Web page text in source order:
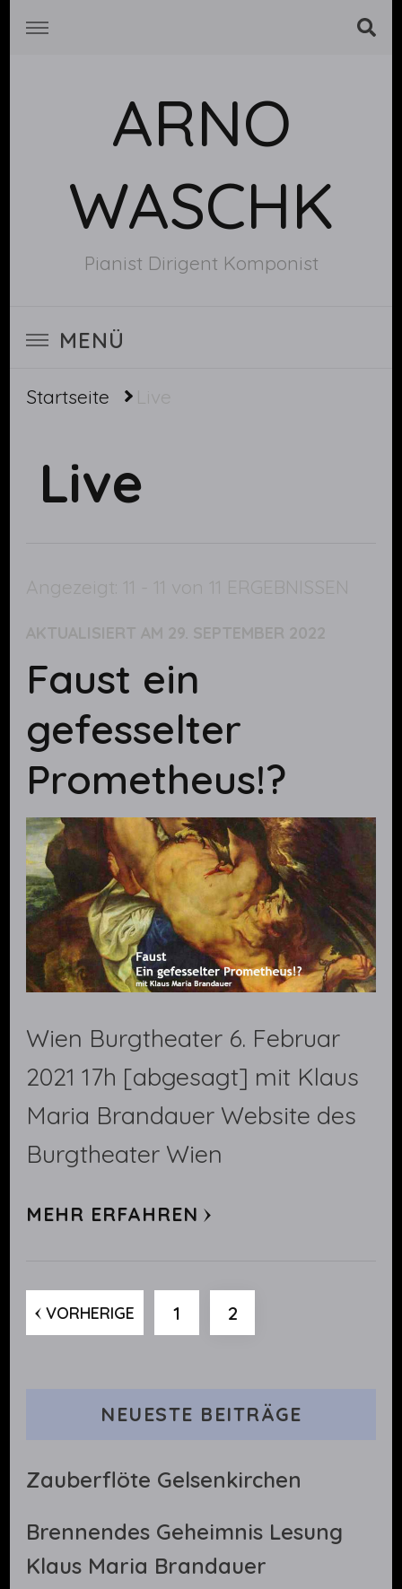
ARNO
WASCHK
Pianist Dirigent Komponist
MENÜ
Startseite Live
Live
Angezeigt: 11 - 11 von 11 ERGEBNISSEN
AKTUALISIERT AM 29. SEPTEMBER 2022
Faust ein
gefesselter
Prometheus!?
Wien Burgtheater 6. Februar
2021 17h [abgesagt] mit Klaus
Maria Brandauer Website des
Burgtheater Wien
MEHR ERFAHREN
Beiträge
VORHERIGE SEITE
1 SEITE
2
NEUESTE BEITRÄGE
Zauberflöte Gelsenkirchen
Brennendes Geheimnis Lesung
Klaus Maria Brandauer